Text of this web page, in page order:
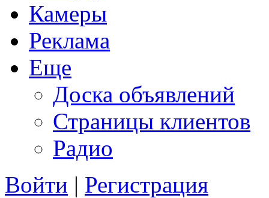
Камеры
Реклама
Еще
Доска объявлений
Страницы клиентов
Радио
Войти | Регистрация